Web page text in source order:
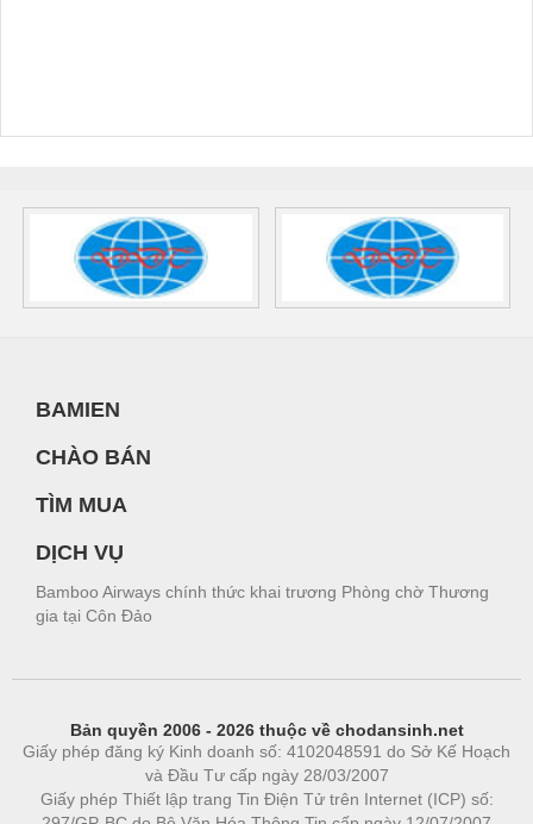
BAMIEN
CHÀO BÁN
TÌM MUA
DỊCH VỤ
Bamboo Airways chính thức khai trương Phòng chờ Thương
gia tại Côn Đảo
Bản quyền 2006 - 2026 thuộc về chodansinh.net
Giấy phép đăng ký Kinh doanh số: 4102048591 do Sở Kế Hoạch
và Đầu Tư cấp ngày 28/03/2007
Giấy phép Thiết lập trang Tin Điện Tử trên Internet (ICP) số: